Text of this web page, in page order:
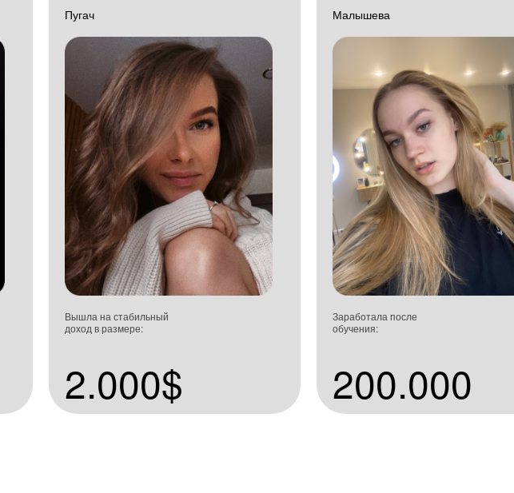
Заработала после
обучения:
Малышева
200.000
Вышла на стабильный
доход в размере:
Пугач
2.000$